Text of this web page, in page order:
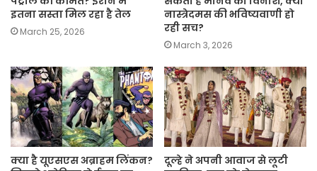
इतना सस्ता मिल रहा है तेल
March 25, 2026
नास्त्रेदमस की भविष्यवाणी हो
रही सच?
March 3, 2026
क्या है यूएसएस अब्राहम लिंकन?
दूल्हे ने अपनी आवाज से लूटी